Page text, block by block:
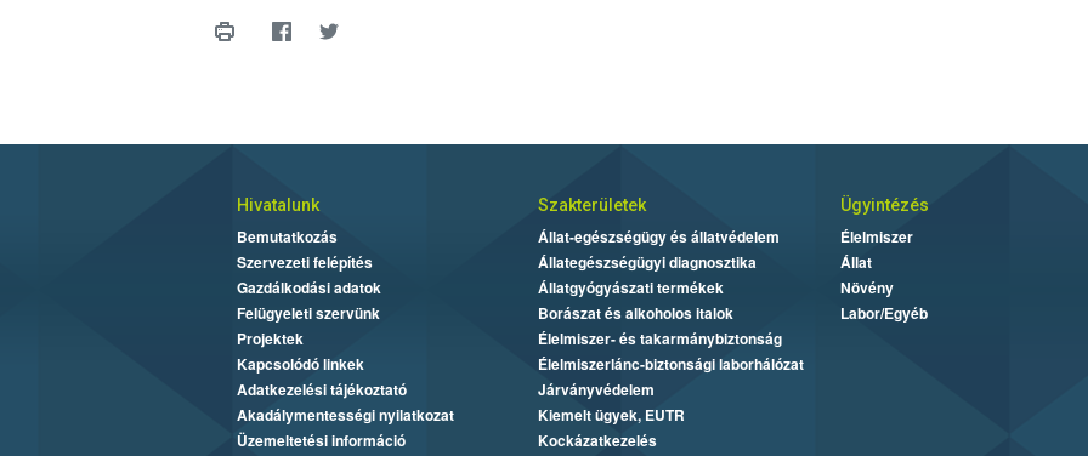
Hivatalunk
Bemutatkozás
Szervezeti felépítés
Gazdálkodási adatok
Felügyeleti szervünk
Projektek
Kapcsolódó linkek
Adatkezelési tájékoztató
Akadálymentességi nyilatkozat
Üzemeltetési információ
Szakterületek
Állat-egészségügy és állatvédelem
Állategészségügyi diagnosztika
Állatgyógyászati termékek
Borászat és alkoholos italok
Élelmiszer- és takarmánybiztonság
Élelmiszerlánc-biztonsági laborhálózat
Járványvédelem
Kiemelt ügyek, EUTR
Kockázatkezelés
Ügyintézés
Élelmiszer
Állat
Növény
Labor/Egyéb